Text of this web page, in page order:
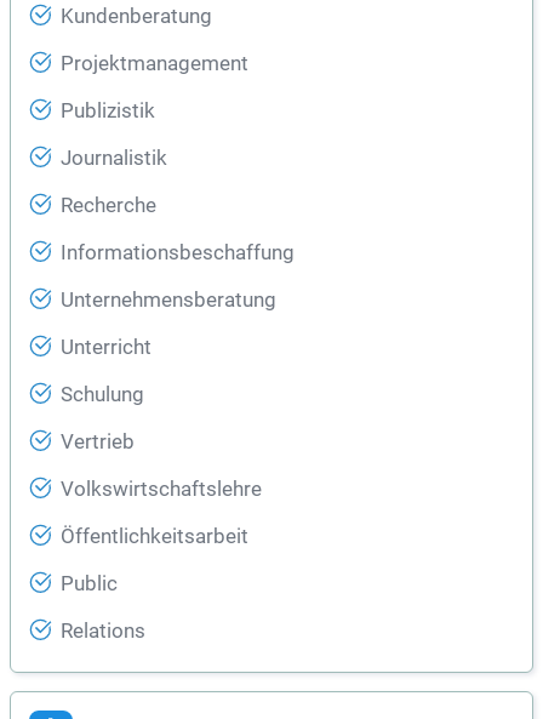
Kundenberatung
Projektmanagement
Publizistik
Journalistik
Recherche
Informationsbeschaffung
Unternehmensberatung
Unterricht
Schulung
Vertrieb
Volkswirtschaftslehre
Öffentlichkeitsarbeit
Public
Relations